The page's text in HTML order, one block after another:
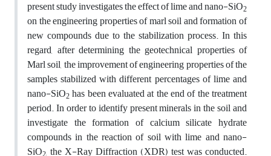
present study investigates the effect of lime and nano-SiO2
on the engineering properties of marl soil and formation of
new compounds due to the stabilization process. In this
regard, after determining the geotechnical properties of
Marl soil, the improvement of engineering properties of the
samples stabilized with different percentages of lime and
nano-SiO2has been evaluated at the end of the treatment
period. In order to identify present minerals in the soil and
investigate the formation of calcium silicate hydrate
compounds in the reaction of soil with lime and nano-
SiO , the X-Ray Diffraction (XDR) test was conducted.